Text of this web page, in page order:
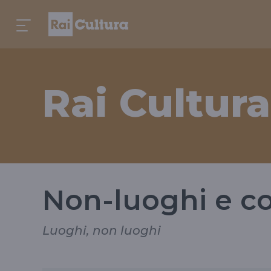
Rai Cultura
Non-luoghi e
Luoghi, non luoghi